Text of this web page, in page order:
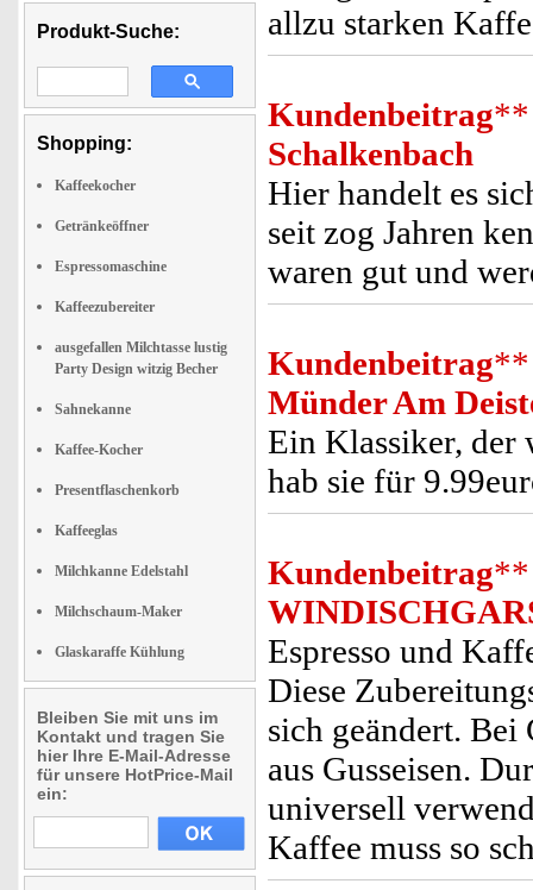
Produkt-Suche:
Shopping:
Kaffeekocher
Getränkeöffner
Espressomaschine
Kaffeezubereiter
ausgefallen Milchtasse lustig
Party Design witzig Becher
Sahnekanne
Kaffee-Kocher
Presentflaschenkorb
Kaffeeglas
Milchkanne Edelstahl
Milchschaum-Maker
Glaskaraffe Kühlung
Bleiben Sie mit uns im
Kontakt und tragen Sie
hier Ihre E-Mail-Adresse
für unsere HotPrice-Mail
ein:
allzu starken
Kundenbeitrag**
Schalkenbach
Hier handelt es
seit zog Jahren
waren gut und
Kundenbeitrag**
Münder Am
Ein Klassiker, der
hab sie für
Kundenbeitrag**
Espresso und
Diese
sich geändert. Bei
aus Gusseisen.
universell
Kaffee muss so